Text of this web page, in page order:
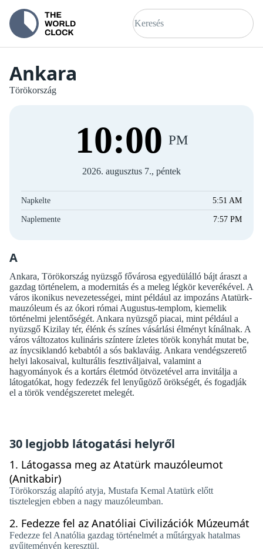
Ankara
Törökország
10:00 PM
2026. augusztus 7., péntek
Napkelte 5:51 AM
Naplemente 7:57 PM
A
Ankara, Törökország nyüzsgő fővárosa egyedülálló bájt áraszt a
gazdag történelem, a modernitás és a meleg légkör keverékével. A
város ikonikus nevezetességei, mint például az impozáns Atatürk-
mauzóleum és az ókori római Augustus-templom, kiemelik
történelmi jelentőségét. Ankara nyüzsgő piacai, mint például a
nyüzsgő Kizilay tér, élénk és színes vásárlási élményt kínálnak. A
város változatos kulináris színtere ízletes török ​​konyhát mutat be,
az ínycsiklandó kebabtól a sós baklaváig. Ankara vendégszerető
helyi lakosaival, kulturális fesztiváljaival, valamint a
hagyományok és a kortárs életmód ötvözetével arra invitálja a
látogatókat, hogy fedezzék fel lenyűgöző örökségét, és fogadják
el a török ​​vendégszeretet melegét.
30 legjobb látogatási helyről
1. Látogassa meg az Atatürk mauzóleumot
(Anitkabir)
Törökország alapító atyja, Mustafa Kemal Atatürk előtt
tisztelegjen ebben a nagy mauzóleumban.
2. Fedezze fel az Anatóliai Civilizációk Múzeumát
Fedezze fel Anatólia gazdag történelmét a műtárgyak hatalmas
gyűjteményén keresztül.